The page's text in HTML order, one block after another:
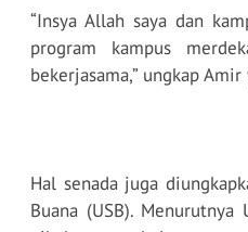
“Insya Allah saya dan
program kampus
bekerjasama,” ungkap
Hal senada juga
Buana (USB).